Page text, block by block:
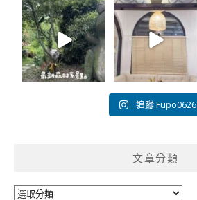
追蹤 Fupo0626
文章分類
文